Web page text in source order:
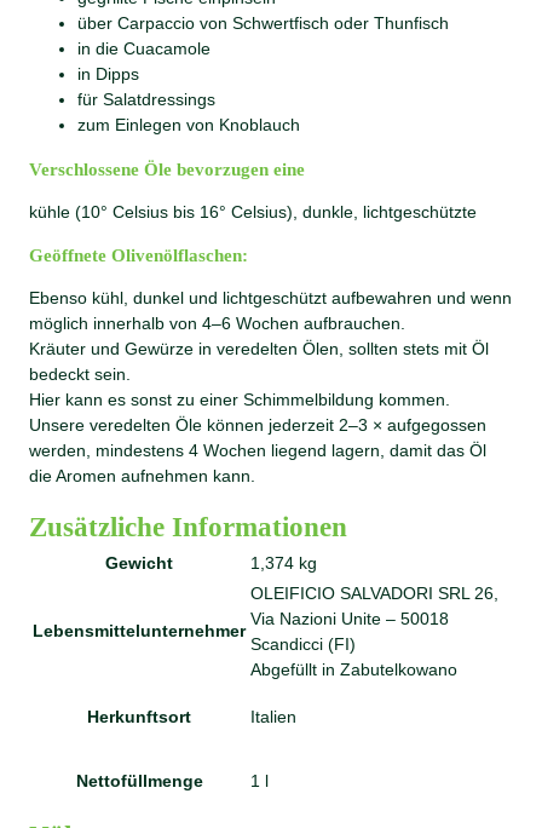
über Carpaccio von Schwertfisch oder Thunfisch
in die Cuacamole
in Dipps
für Salatdressings
zum Einlegen von Knoblauch
Verschlossene Öle bevorzugen eine
kühle (10° Celsius bis 16° Celsius), dunkle, lichtgeschützte
Geöffnete Olivenölflaschen:
Ebenso kühl, dunkel und lichtgeschützt aufbewahren und wenn
möglich innerhalb von 4–6 Wochen aufbrauchen.
Kräuter und Gewürze in veredelten Ölen, sollten stets mit Öl
bedeckt sein.
Hier kann es sonst zu einer Schimmelbildung kommen.
Unsere veredelten Öle können jederzeit 2–3 × aufgegossen
werden, mindestens 4 Wochen liegend lagern, damit das Öl
die Aromen aufnehmen kann.
Zusätzliche Informationen
Gewicht 1,374 kg
Lebensmittelunternehmer
OLEIFICIO SALVADORI SRL 26,
Via Nazioni Unite – 50018
Scandicci (FI)
Abgefüllt in Zabutelkowano
Herkunftsort Italien
Nettofüllmenge 1 l